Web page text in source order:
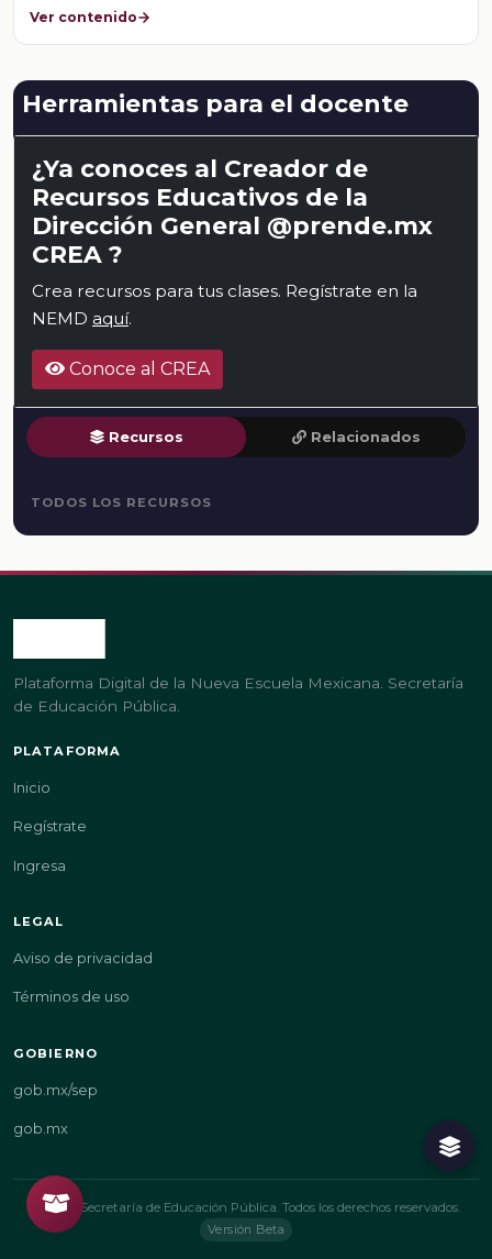
Ver contenido
Herramientas para el docente
¿Ya conoces al Creador de
Recursos Educativos de la
Dirección General @prende.mx
CREA ?
Crea recursos para tus clases. Regístrate en la
NEMD aquí.
Conoce al CREA
Recursos Relacionados
TODOS LOS RECURSOS
Plataforma Digital de la Nueva Escuela Mexicana. Secretaría
de Educación Pública.
PLATAFORMA
Inicio
Regístrate
Ingresa
LEGAL
Aviso de privacidad
Términos de uso
GOBIERNO
gob.mx/sep
gob.mx
© 2026 Secretaría de Educación Pública. Todos los derechos reservados.
Versión Beta